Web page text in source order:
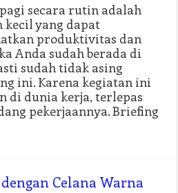
secara rutin adalah
kecil yang dapat
produktivitas dan
Anda sudah berada di
sudah tidak asing
ini. Karena kegiatan ini
di dunia kerja, terlepas
pekerjaannya. Briefing
Celana Warna